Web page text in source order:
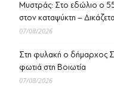
Μυστράς: Στο εδώλιο ο
στον καταψύκτη –
07/08/2026
Στη φυλακή ο δήμαρχος
φωτιά στη Βοιωτία
07/08/2026